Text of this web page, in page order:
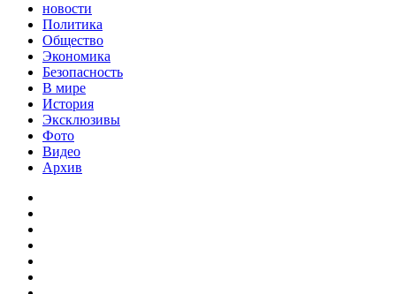
новости
Политика
Общество
Экономика
Безопасность
В мире
История
Эксклюзивы
Фото
Видео
Архив